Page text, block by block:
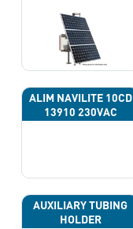
ALIM NAVILITE 10CD
13910 230VAC
AUXILIARY TUBING
HOLDER